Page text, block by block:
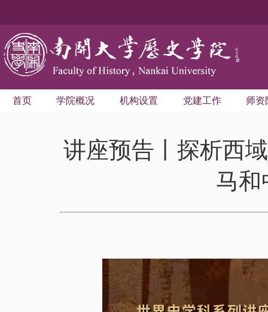
首页 学院概况 机构设置 党建工作 师资
讲座预告丨探析西
马和